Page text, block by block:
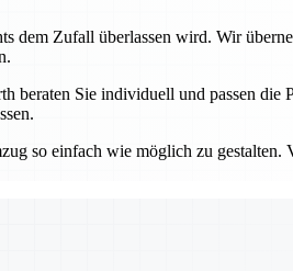
dem Zufall überlassen wird. Wir
beraten Sie individuell und passen die
so einfach wie möglich zu gestalten.